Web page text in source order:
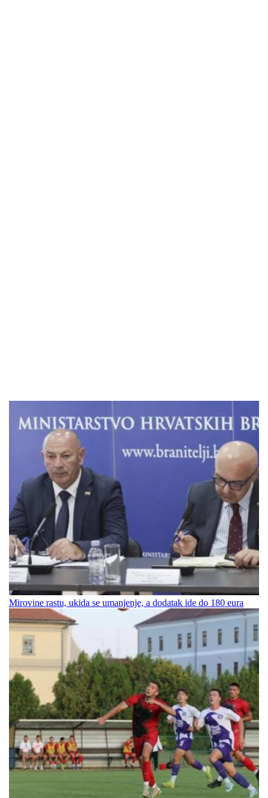
Mirovine rastu, ukida se umanjenje, a dodatak ide do 180 eura